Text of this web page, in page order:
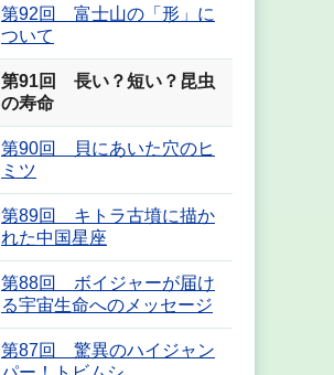
第92回 富士山の「形」に
ついて
第91回 長い？短い？昆虫
の寿命
第90回 貝にあいた穴のヒ
ミツ
第89回 キトラ古墳に描か
れた中国星座
第88回 ボイジャーが届け
る宇宙生命へのメッセージ
第87回 驚異のハイジャン